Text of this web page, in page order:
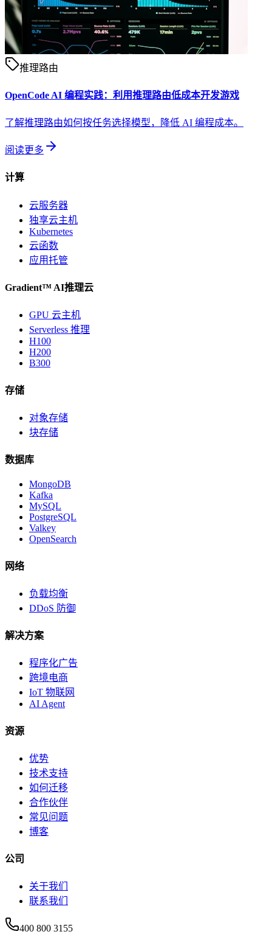
推理路由
OpenCode AI 编程实践：利用推理路由低成本开发游戏
了解推理路由如何按任务选择模型，降低 AI 编程成本。
阅读更多
计算
云服务器
独享云主机
Kubernetes
云函数
应用托管
Gradient™ AI推理云
GPU 云主机
Serverless 推理
H100
H200
B300
存储
对象存储
块存储
数据库
MongoDB
Kafka
MySQL
PostgreSQL
Valkey
OpenSearch
网络
负载均衡
DDoS 防御
解决方案
程序化广告
跨境电商
IoT 物联网
AI Agent
资源
优势
技术支持
如何迁移
合作伙伴
常见问题
博客
公司
关于我们
联系我们
400 800 3155